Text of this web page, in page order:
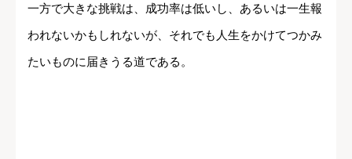
一方で大きな挑戦は、成功率は低いし、あるいは一生報
われないかもしれないが、それでも人生をかけてつかみ
たいものに届きうる道である。